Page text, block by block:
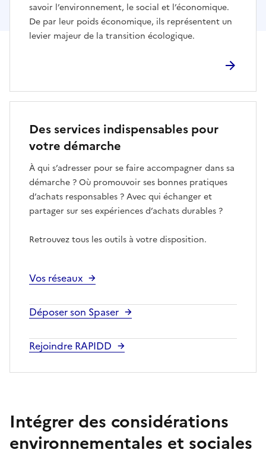
savoir l’environnement, le social et l’économique.
De par leur poids économique, ils représentent un
levier majeur de la transition écologique.
Des services indispensables pour
votre démarche
À qui s’adresser pour se faire accompagner dans sa
démarche ? Où promouvoir ses bonnes pratiques
d’achats responsables ? Avec qui échanger et
partager sur ses expériences d’achats durables ?
Retrouvez tous les outils à votre disposition.
Vos réseaux
Déposer son Spaser
Rejoindre RAPIDD
Intégrer des considérations
environnementales et sociales